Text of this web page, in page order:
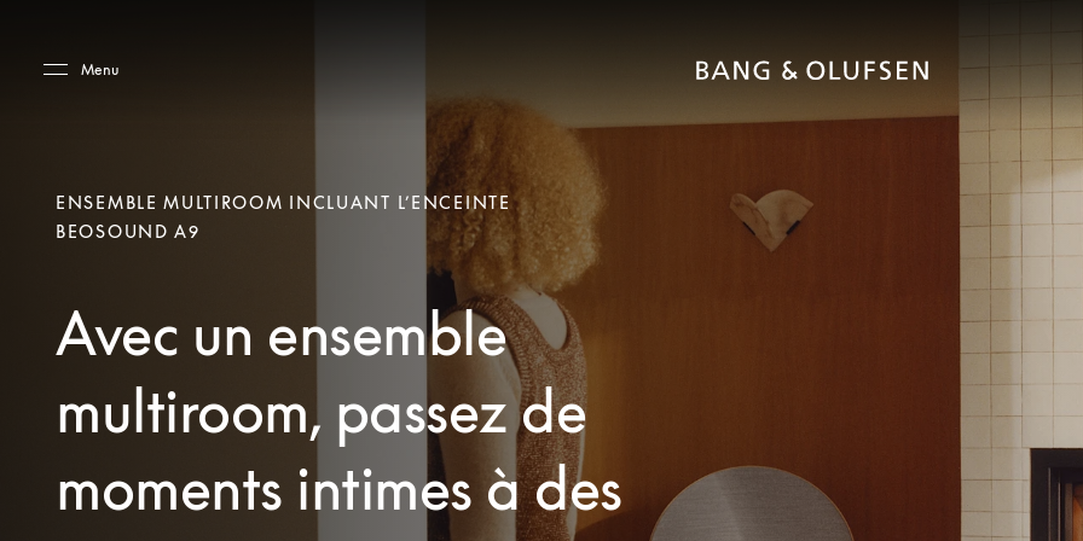
Menu
ENSEMBLE MULTIROOM INCLUANT L’ENCEINTE
BEOSOUND A9
Avec un ensemble
multiroom, passez de
moments intimes à des